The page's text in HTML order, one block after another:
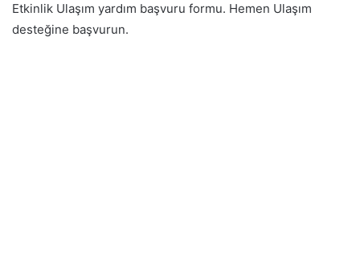
Etkinlik Ulaşım yardım başvuru formu. Hemen Ulaşım
desteğine başvurun.